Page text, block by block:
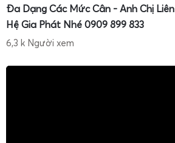
Đa Dạng Các Mức Cân - Anh Chị Liên
Hệ Gia Phát Nhé 0909 899 833
6,3 k Người xem